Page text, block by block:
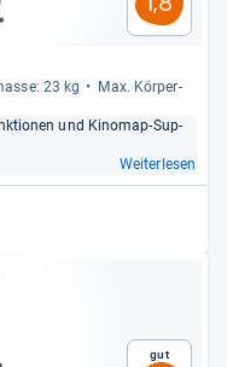
23 kg
Max. Kör­per­
und Kino­map-​Sup­
Weiterlesen
Gut